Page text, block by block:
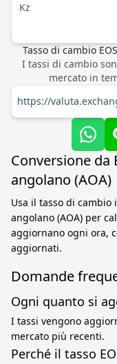
Kz
Tasso di cambio EOS
I tassi di cambio
mercato in
https://
Conversione da
angolano (AOA)
Usa il tasso di cambio
angolano (AOA) per
aggiornano ogni ora,
aggiornati.
Domande
Ogni quanto si
I tassi vengono
mercato più recenti.
Perché il tasso